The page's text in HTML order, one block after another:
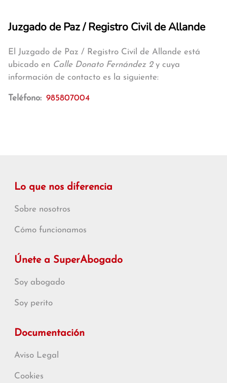
Juzgado de Paz / Registro Civil de Allande
El Juzgado de Paz / Registro Civil de Allande está
ubicado en Calle Donato Fernández 2y cuya
información de contacto es la siguiente:
Teléfono: 985807004
Lo que nos diferencia
Sobre nosotros
Cómo funcionamos
Únete a SuperAbogado
Soy abogado
Soy perito
Documentación
Aviso Legal
Cookies